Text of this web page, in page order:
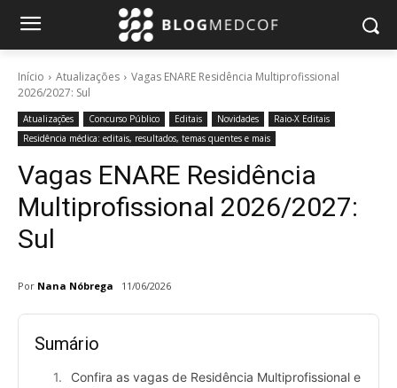
Início Atualizações
Vagas ENARE Residência Multiprofissional
2026/2027: Sul
Atualizações Concurso Público Editais Novidades
Raio-X Editais
Residência médica: editais, resultados, temas quentes e mais
Vagas ENARE Residência
Multiprofissional 2026/2027:
Sul
Por Nana Nóbrega 11/06/2026
Sumário
Confira as vagas de Residência Multiprofissional e